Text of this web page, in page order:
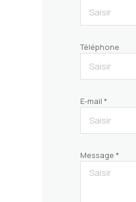
Téléphone
E-mail *
Message *